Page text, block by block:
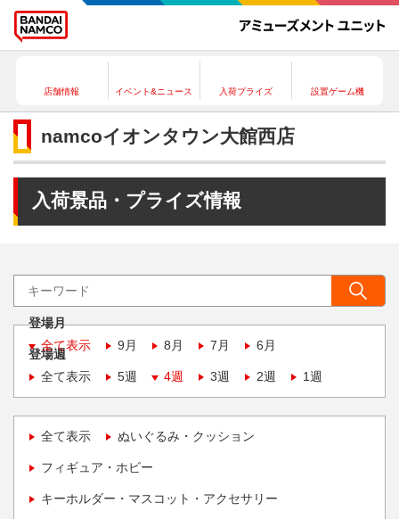
店舗情報 イベント&ニュース 入荷プライズ 設置ゲーム機
namcoイオンタウン大館西店
入荷景品・プライズ情報
登場月
全て表示
9月 8月 7月 6月
登場週
全て表示
5週 4週 3週 2週 1週
全て表示 ぬいぐるみ・クッション
フィギュア・ホビー
キーホルダー・マスコット・アクセサリー